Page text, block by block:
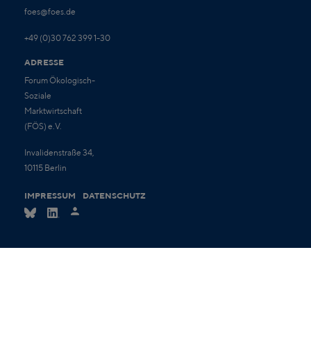
foes@foes.de
+49 (0)30 762 399 1-30
ADRESSE
Forum Ökologisch-
Soziale
Marktwirtschaft
(FÖS) e.V.
Invalidenstraße 34,
10115 Berlin
IMPRESSUM DATENSCHUTZ